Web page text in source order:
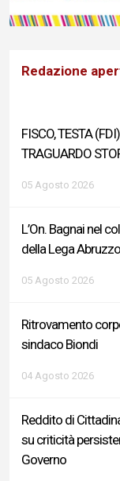
Redazione
FISCO, TESTA
TRAGUARDO
05 Agosto 2026
L’On. Bagnai nel
della Lega Abruzzo
05 Agosto 2026
Ritrovamento
sindaco Biondi
04 Agosto 2026
Reddito di
su criticità
Governo